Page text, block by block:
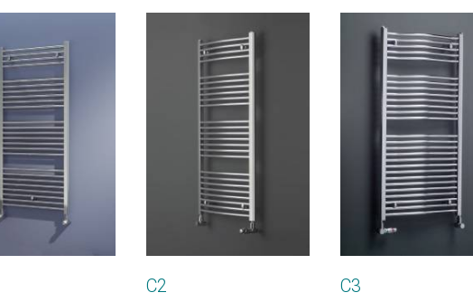
C2 C3